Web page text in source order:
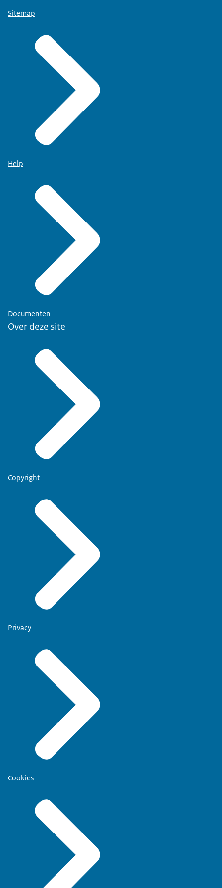
Sitemap
Help
Documenten
Over deze site
Copyright
Privacy
Cookies